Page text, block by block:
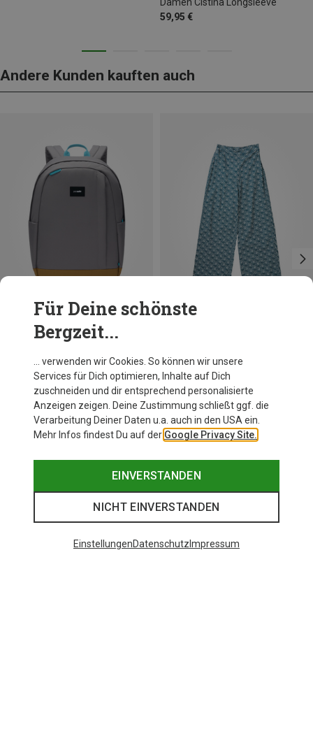
59,95 €
Andere Kunden kauften auch
Go 25L Rucksack
129,95 €
Für Deine schönste
Bergzeit...
… verwenden wir Cookies. So können wir unsere
Services für Dich optimieren, Inhalte auf Dich
zuschneiden und dir entsprechend personalisierte
Anzeigen zeigen. Deine Zustimmung schließt ggf. die
Verarbeitung Deiner Daten u.a. auch in den USA ein.
Mehr Infos findest Du auf der Google Privacy Site.
EINVERSTANDEN
NICHT EINVERSTANDEN
EinstellungenDatenschutz Impressum